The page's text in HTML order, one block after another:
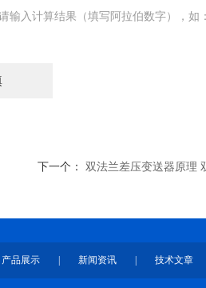
输入计算结果（填写阿拉伯数字），如
下一个： 双法兰差压变送器原理
产品展示 新闻资讯 技术文章